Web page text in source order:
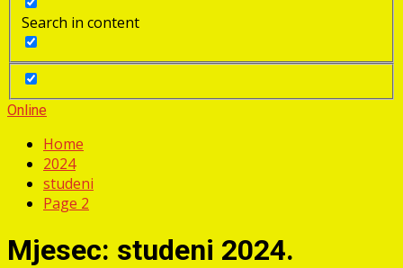
Search in content
Online
Home
2024
studeni
Page 2
Mjesec: studeni 2024.